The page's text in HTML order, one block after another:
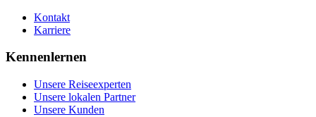
Kontakt
Karriere
Kennenlernen
Unsere Reiseexperten
Unsere lokalen Partner
Unsere Kunden